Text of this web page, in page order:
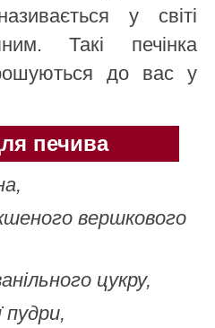
у світі
Такі печінка
до вас у
печива
вершкового
цукру,
пудри,